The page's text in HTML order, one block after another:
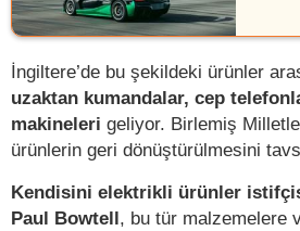
İngiltere’de bu şekildeki ürünler
uzaktan kumandalar, cep
makineleri geliyor. Birlemiş
ürünlerin geri dönüştürülmesini
Kendisini elektrikli ürünler
Paul Bowtell, bu tür malzemelere